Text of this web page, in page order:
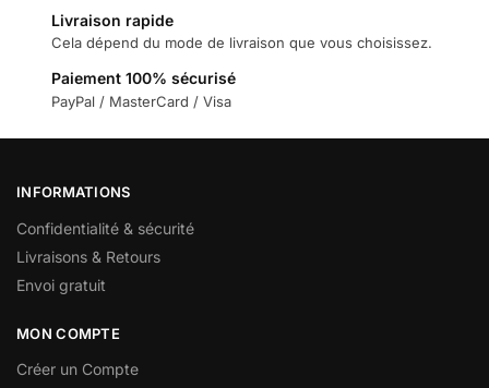
Livraison rapide
Cela dépend du mode de livraison que vous choisissez.
Paiement 100% sécurisé
PayPal / MasterCard / Visa
INFORMATIONS
Confidentialité & sécurité
Livraisons & Retours
Envoi gratuit
MON COMPTE
Créer un Compte